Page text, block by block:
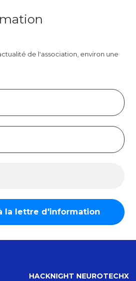
de l'association, environ une
HACKNIGHT NEUROTECHX